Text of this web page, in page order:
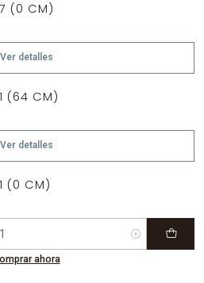
(0 CM)
Ver detalles
(64 CM)
Ver detalles
(0 CM)
ahora